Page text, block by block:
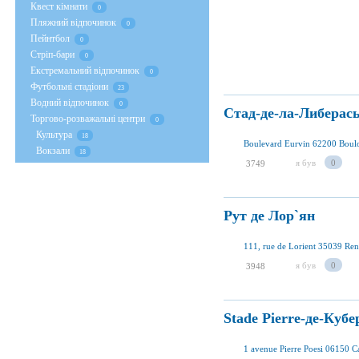
Стад-де-ла-
Boulevard Eurvin 62200
3749 я був 0
Рут де Лор`ян
111, rue de Lorient 35039
3948 я був 0
Stade Pierre-де-
1 avenue Pierre Poesi 06150
Квест кімнати 0
Пляжний відпочинок 0
Пейнтбол 0
Стрiп-бари 0
Екстремальний відпочинок 0
Футбольні стадіони 23
Водний відпочинок 0
Торгово-розважальні центри 0
Культура 18
Вокзали 18